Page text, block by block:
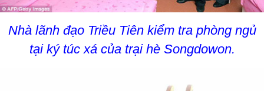
Nhà lãnh đạo Triều Tiên kiểm tra phòng ngủ
tại ký túc xá của trại hè Songdowon.